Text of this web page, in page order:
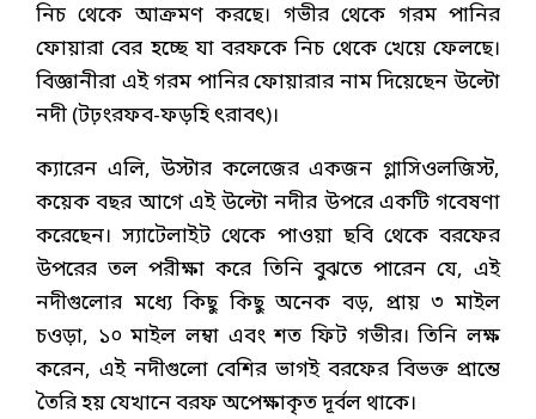
নিচ থেকে আক্রমণ করছে। গভীর থেকে গরম পানির
ফোয়ারা বের হচ্ছে যা বরফকে নিচ থেকে খেয়ে ফেলছে।
বিজ্ঞানীরা এই গরম পানির ফোয়ারার নাম দিয়েছেন উল্টো
নদী (টঢ়ংরফব-ফড়হি ৎরাবৎ)।
ক্যারেন এলি, উস্টার কলেজের একজন গ্লাসিওলজিস্ট,
কয়েক বছর আগে এই উল্টো নদীর উপরে একটি গবেষণা
করেছেন। স্যাটেলাইট থেকে পাওয়া ছবি থেকে বরফের
উপরের তল পরীক্ষা করে তিনি বুঝতে পারেন যে, এই
নদীগুলোর মধ্যে কিছু কিছু অনেক বড়, প্রায় ৩ মাইল
চওড়া, ১০ মাইল লম্বা এবং শত ফিট গভীর। তিনি লক্ষ
করেন, এই নদীগুলো বেশির ভাগই বরফের বিভক্ত প্রান্তে
তৈরি হয় যেখানে বরফ অপেক্ষাকৃত দূর্বল থাকে।